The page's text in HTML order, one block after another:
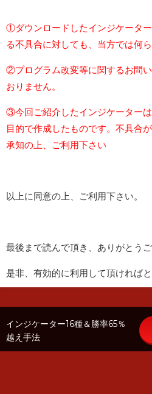
①ダウンロードしたインジケータ
る不具合に対しても、当方では何
②プログラム改変等に関するお問
おりません。
③今回ご紹介したインジケーター
目的で作成したものです。不具合
承知の上、ご利用下さい
以上に同意の上、ご利用下さい。
最後まで読んで頂き、ありがとうご
是非、有効的に利用して頂ければ
インジケーター16種＆勝率65％
越え手法